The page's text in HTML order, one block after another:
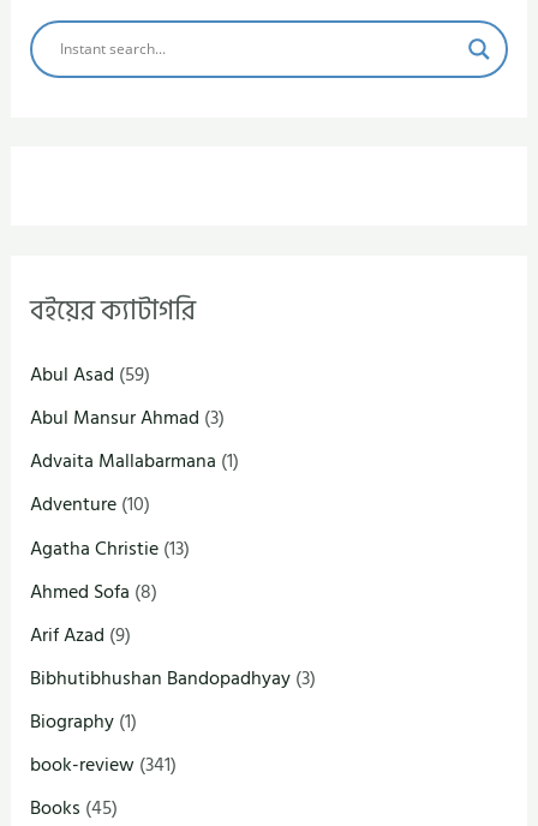
বইয়ের ক্যাটাগরি
Abul Asad (59)
Abul Mansur Ahmad (3)
Advaita Mallabarmana (1)
Adventure(10)
Agatha Christie(13)
Ahmed Sofa (8)
Arif Azad (9)
Bibhutibhushan Bandopadhyay(3)
Biography(1)
book-review(341)
Books (45)